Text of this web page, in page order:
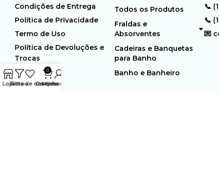
Condições de Entrega
Política de Privacidade
Termo de Uso
Política de Devoluções e
Trocas
Todos os Produtos
Fraldas e
Absorventes
Cadeiras e Banquetas
para Banho
Banho e Banheiro
📞
📞
💌
LojaFiltros
Lista de desejos
0
Carrinho
Minha conta